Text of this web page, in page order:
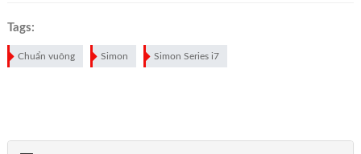
Tags:
Chuẩn vuông Simon Simon Series i7